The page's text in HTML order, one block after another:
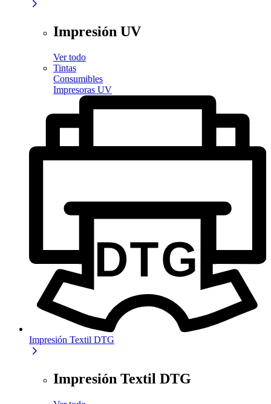
Impresión UV
Ver todo
Tintas
Consumibles
Impresoras UV
Impresión Textil DTG
Impresión Textil DTG